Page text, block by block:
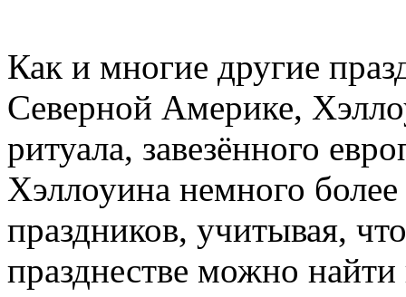
Как и многие другие
Северной Америке,
ритуала, завезённого
Хэллоуина немного
праздников, учитывая,
празднестве можно